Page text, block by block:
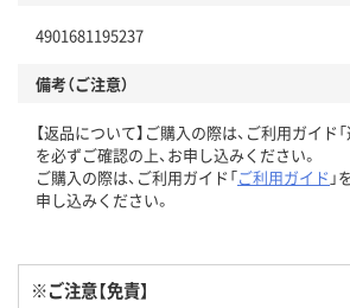
4901681195237
備考（ご注意）
【返品について】ご購入の際は、ご利用ガイド
を必ずご確認の上、お申し込みください。
ご購入の際は、ご利用ガイド「ご利用ガイド
申し込みください。
※ご注意【免責】